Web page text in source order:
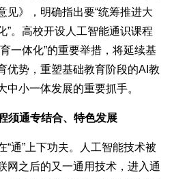
见》，明确指出要“统筹推进大
”。高校开设人工智能通识课程
一体化”的重要举措，将延续基
优势，重塑基础教育阶段的AI教
中小一体发展的重要抓手。
须通专结合、特色发展
”上下功夫。人工智能技术被
网之后的又一通用技术，进入通